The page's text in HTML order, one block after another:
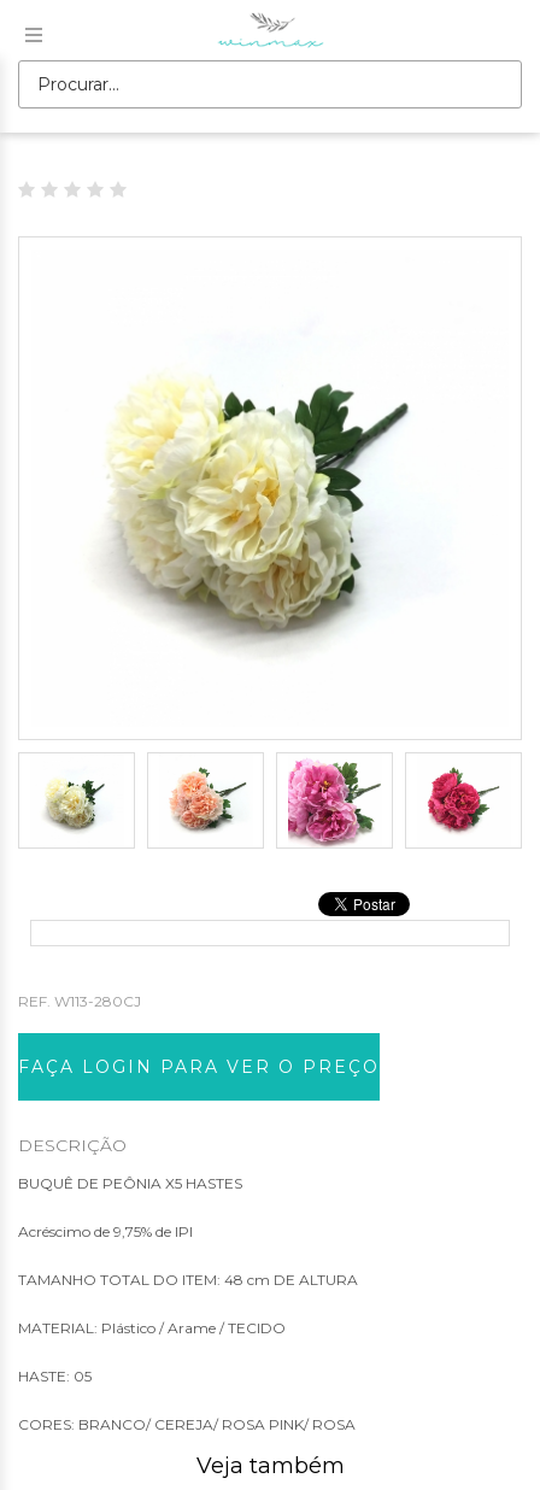
REF. W113-280CJ
DESCRIÇÃO
BUQUÊ DE PEÔNIA X5 HASTES
Acréscimo de 9,75% de IPI
TAMANHO TOTAL DO ITEM: 48 cm DE ALTURA
MATERIAL: Plástico / Arame / TECIDO
HASTE: 05
CORES: BRANCO/ CEREJA/ ROSA PINK/ ROSA
Veja também